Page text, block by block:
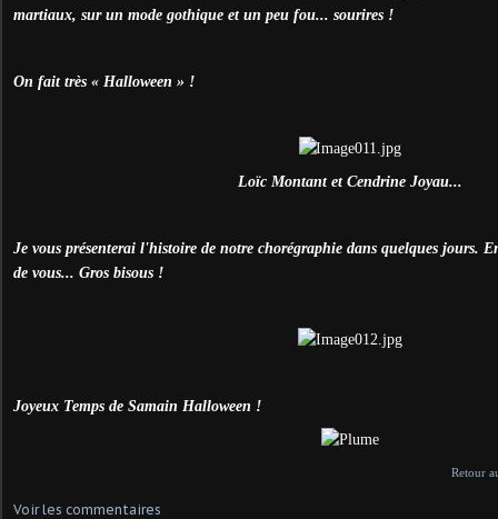
martiaux, sur un mode gothique et un peu fou... sourires !
On fait très « Halloween » !
Loïc Montant et Cendrine Joyau...
Je vous présenterai l'histoire de notre chorégraphie dans quelques jours.
de vous... Gros bisous !
Joyeux Temps de Samain Halloween !
Retour
Voir les commentaires